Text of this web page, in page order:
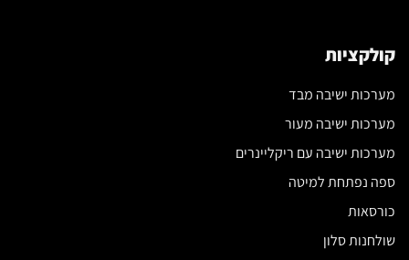
קולקציות
מערכות ישיבה מבד
מערכות ישיבה מעור
מערכות ישיבה עם ריקליינרים
ספה נפתחת למיטה
כורסאות
שולחנות סלון